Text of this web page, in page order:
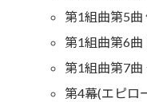
第1組曲第5曲
第1組曲第6曲
第1組曲第7曲
第4幕(エピロ